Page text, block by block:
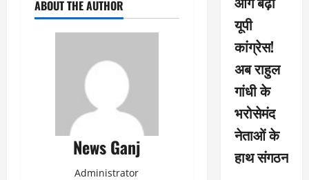
ABOUT THE AUTHOR
News Ganj
Administrator
यूपी
कांग्रेस!
अब राहुल
गांधी के
भरोसेमंद
नेताओं के
हाथ संगठन